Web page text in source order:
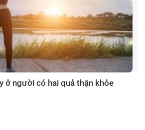
ở người có hai quả thận khỏe